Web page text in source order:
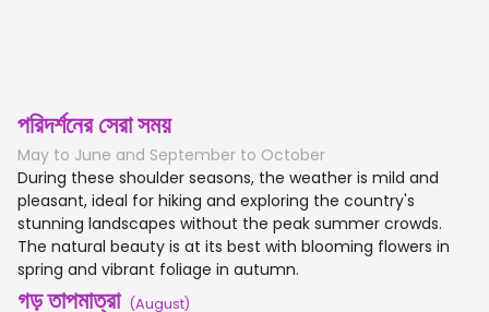
পরিদর্শনের সেরা সময়
May to June and September to October
During these shoulder seasons, the weather is mild and
pleasant, ideal for hiking and exploring the country's
stunning landscapes without the peak summer crowds.
The natural beauty is at its best with blooming flowers in
spring and vibrant foliage in autumn.
গড় তাপমাত্রা (August)